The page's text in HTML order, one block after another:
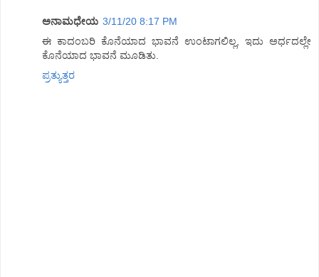
ಅನಾಮಧೇಯ 3/11/20 8:17 PM
ಈ ಕಾದಂಬರಿ ಕೊನೆಯಾದ ಭಾವನೆ ಉಂಟಾಗಲಿಲ್ಲ, ಇದು ಅರ್ಧದಲ್ಲೇ
ಕೊನೆಯಾದ ಭಾವನೆ ಮೂಡಿತು.
ಪ್ರತ್ಯುತ್ತರ